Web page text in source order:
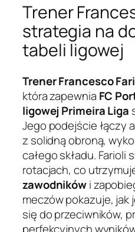
Trener
strategia na
tabeli ligowej
Trener Francesco
która zapewnia FC
ligowej Primeira Liga
Jego podejście łączy
z solidną obroną,
całego składu. Farioli
rotacjach, co
zawodnikówi
meczów pokazuje,
się do przeciwników,
perfekcyjnych